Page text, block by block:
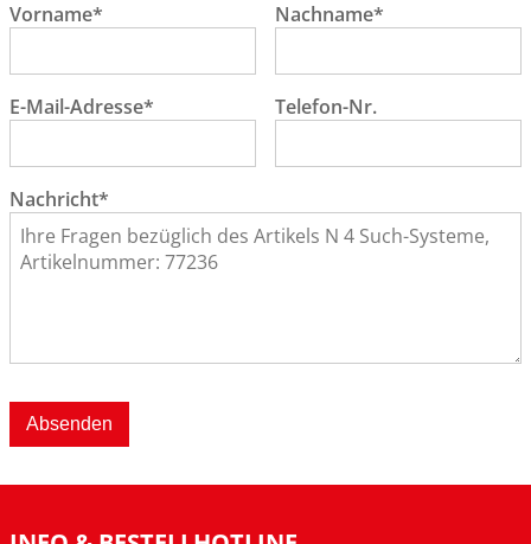
Vorname* Nachname*
E-Mail-Adresse* Telefon-Nr.
Nachricht*
Absenden